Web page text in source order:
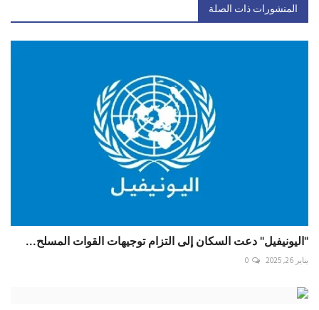
المنشورات ذات الصلة
"اليونيفيل" دعت السكان إلى التزام توجيهات القوات المسلح...
يناير 26, 2025 0